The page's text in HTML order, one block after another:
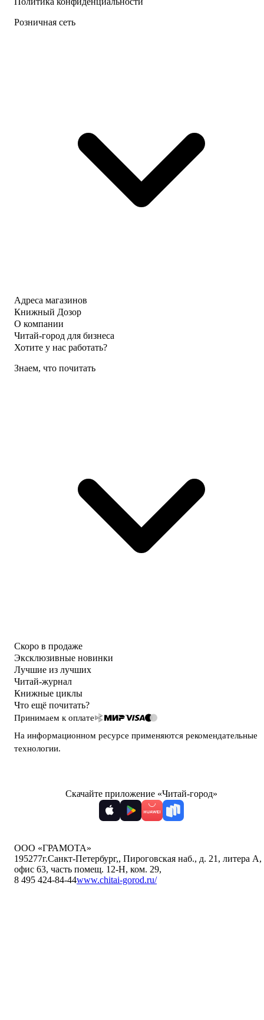
Розничная сеть
Адреса магазинов
Книжный Дозор
О компании
Читай-город для бизнеса
Хотите у нас работать?
Знаем, что почитать
Скоро в продаже
Эксклюзивные новинки
Лучшие из лучших
Читай-журнал
Книжные циклы
Что ещё почитать?
Принимаем к оплате
На информационном ресурсе применяются рекомендательные
технологии.
Скачайте приложение «Читай-город»
ООО «ГРАМОТА»
195277г.Санкт-Петербург,, Пироговская наб., д. 21, литера А,
офис 63, часть помещ. 12-Н, ком. 29,
8 495 424-84-44www.chitai-gorod.ru/